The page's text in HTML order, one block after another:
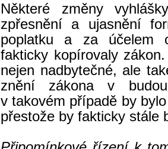
Některé změny
zpřesnění a ujasnění
poplatku a za účelem
fakticky kopírovaly
nejen nadbytečné, ale
znění zákona v
v takovém případě by
přestože by fakticky stále